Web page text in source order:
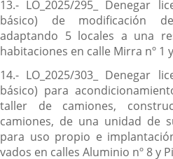
13.- LO_2025/295_ Denegar
básico) de modificación
adaptando 5 locales a una
habitaciones en calle Mirra nº 1
14.- LO_2025/303_ Denegar
básico) para
taller de camiones,
camiones, de una unidad de
para uso propio e
vados en calles Aluminio nº 8 y